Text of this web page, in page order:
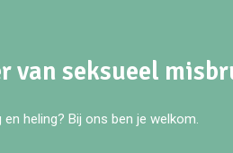
van seksueel
heling? Bij ons ben je welkom.